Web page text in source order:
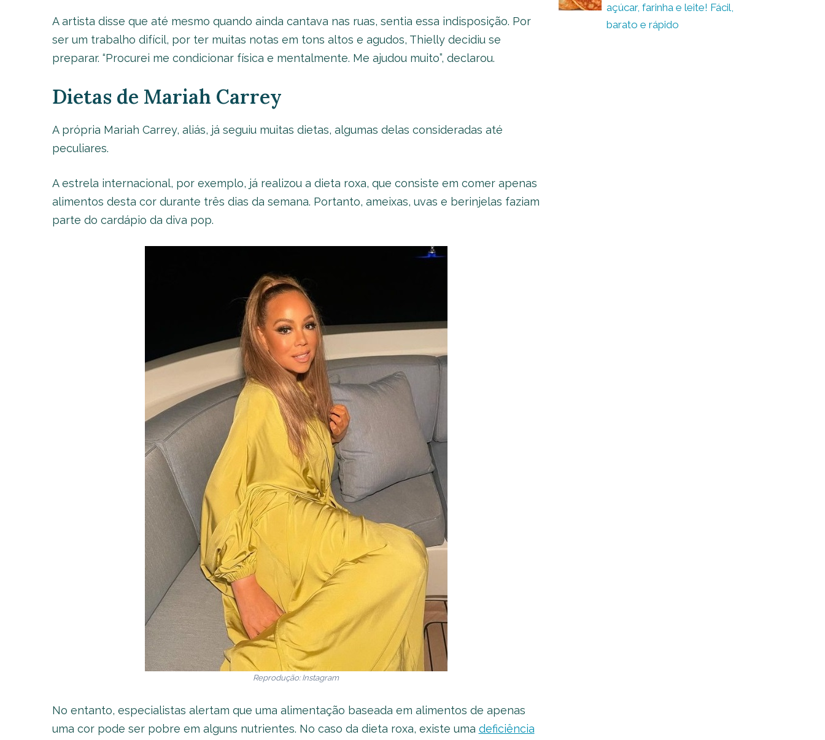
A artista disse que até mesmo quando ainda cantava nas ruas, sentia essa indisposição. Por
ser um trabalho difícil, por ter muitas notas em tons altos e agudos, Thielly decidiu se
preparar. “Procurei me condicionar física e mentalmente. Me ajudou muito”, declarou.
Dietas de Mariah Carrey
A própria Mariah Carrey, aliás, já seguiu muitas dietas, algumas delas consideradas até
peculiares.
A estrela internacional, por exemplo, já realizou a dieta roxa, que consiste em comer apenas
alimentos desta cor durante três dias da semana. Portanto, ameixas, uvas e berinjelas faziam
parte do cardápio da diva pop.
Reprodução: Instagram
No entanto, especialistas alertam que uma alimentação baseada em alimentos de apenas
uma cor pode ser pobre em alguns nutrientes. No caso da dieta roxa, existe uma deficiência
açúcar, farinha e leite! Fácil,
barato e rápido